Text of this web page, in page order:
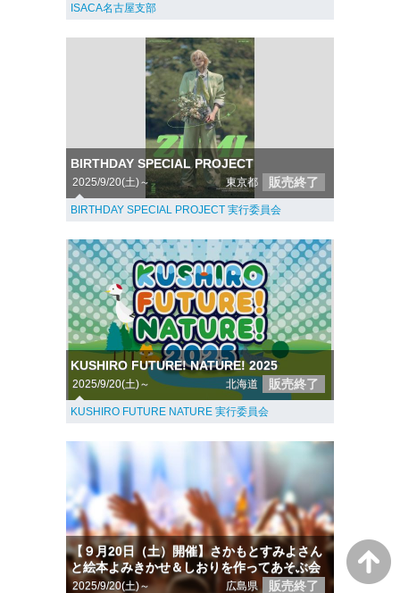
ISACA名古屋支部
BIRTHDAY SPECIAL PROJECT
2025/9/20(土)～ 東京都 販売終了
BIRTHDAY SPECIAL PROJECT 実行委員会
KUSHIRO FUTURE! NATURE! 2025
2025/9/20(土)～ 北海道 販売終了
KUSHIRO FUTURE NATURE 実行委員会
【９月20日（土）開催】さかもとすみよさん
と絵本よみきかせ＆しおりを作ってあそぶ会
2025/9/20(土)～ 広島県 販売終了